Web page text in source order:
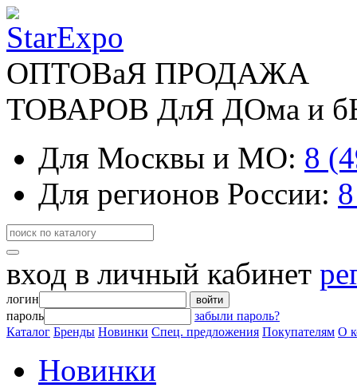
ОПТОВаЯ ПРОДАЖА
ТОВАРОВ ДлЯ ДОма и
Для Москвы и МО: 8
Для регионов России:
вход в личный кабинет
логин войти
пароль
забыли пароль?
Каталог Бренды Новинки Спец. предложения Покупателям О
Новинки